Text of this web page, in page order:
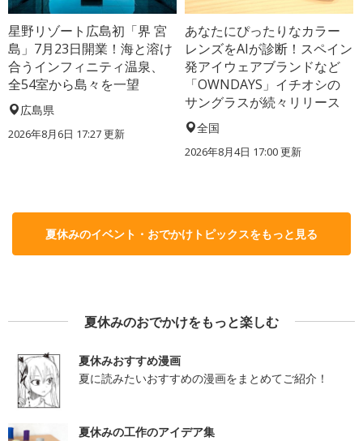
星野リゾート広島初「界 宮
島」7月23日開業！海と溶け
合うインフィニティ温泉、
全54室から島々を一望
広島県
2026年8月6日 17:27更新
あなたにぴったりなカラー
レンズをAIが診断！スペイン
発アイウェアブランドなど
「OWNDAYS」イチオシの
サングラスが続々リリース
全国
2026年8月4日 17:00更新
夏休みのイベント・おでかけトピックスをもっと見る
夏休みのおでかけをもっと楽しむ
夏休みおすすめ漫画
夏に読みたいおすすめの漫画をまとめてご紹介！
夏休みの工作のアイデア集